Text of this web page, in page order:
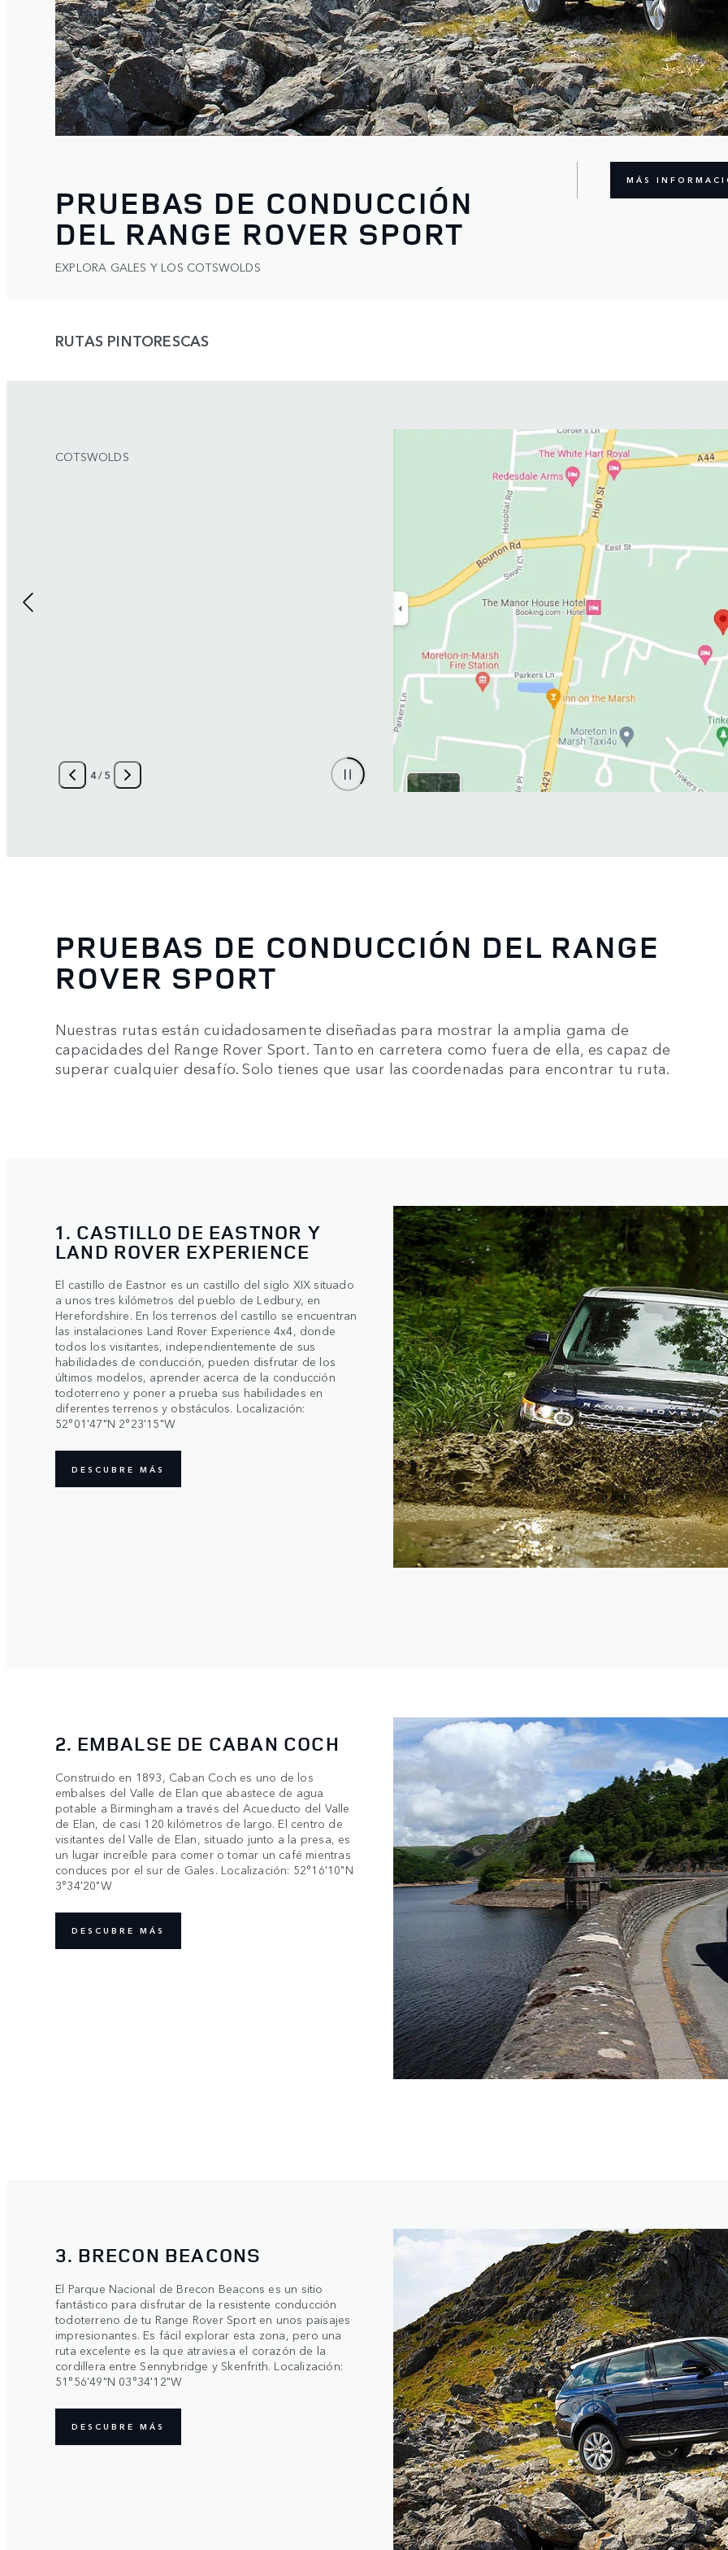
PRUEBAS DE CONDUCCIÓN
DEL RANGE ROVER SPORT
EXPLORA GALES Y LOS COTSWOLDS
MÁS
RUTAS PINTORESCAS
4/5
COTSWOLDS
PRUEBAS DE CONDUCCIÓN DEL RANGE
ROVER SPORT
Nuestras rutas están cuidadosamente diseñadas para mostrar la amplia gama de
capacidades del Range Rover Sport. Tanto en carretera como fuera de ella, es capaz de
superar cualquier desafío. Solo tienes que usar las coordenadas para encontrar tu ruta.
1. CASTILLO DE EASTNOR Y
LAND ROVER EXPERIENCE
El castillo de Eastnor es un castillo del siglo XIX situado
a unos tres kilómetros del pueblo de Ledbury, en
Herefordshire. En los terrenos del castillo se encuentran
las instalaciones Land Rover Experience 4x4, donde
todos los visitantes, independientemente de sus
habilidades de conducción, pueden disfrutar de los
últimos modelos, aprender acerca de la conducción
todoterreno y poner a prueba sus habilidades en
diferentes terrenos y obstáculos. Localización:
52°01'47"N 2°23'15"W
DESCUBRE MÁS
2. EMBALSE DE CABAN COCH
Construido en 1893, Caban Coch es uno de los
embalses del Valle de Elan que abastece de agua
potable a Birmingham a través del Acueducto del Valle
de Elan, de casi 120 kilómetros de largo. El centro de
visitantes del Valle de Elan, situado junto a la presa, es
un lugar increíble para comer o tomar un café mientras
conduces por el sur de Gales. Localización: 52°16'10"N
3°34'20"W
DESCUBRE MÁS
3. BRECON BEACONS
El Parque Nacional de Brecon Beacons es un sitio
fantástico para disfrutar de la resistente conducción
todoterreno de tu Range Rover Sport en unos paisajes
impresionantes. Es fácil explorar esta zona, pero una
ruta excelente es la que atraviesa el corazón de la
cordillera entre Sennybridge y Skenfrith. Localización:
51°56'49"N 03°34'12"W
DESCUBRE MÁS